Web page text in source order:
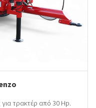
για τρακτέρ από 30 Hp.